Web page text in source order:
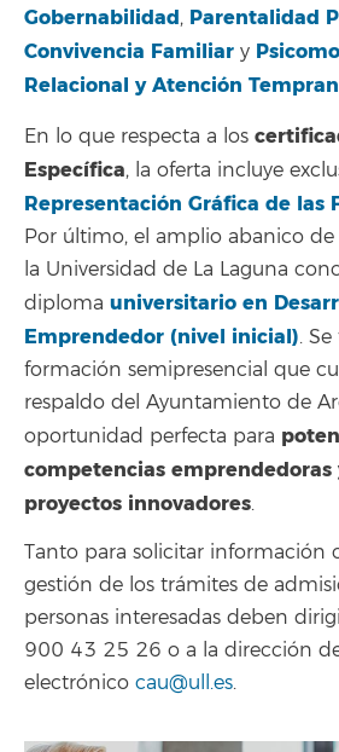
Gobernabilidad, Parentalidad
Convivencia Familiar y
Relacional y Atención
En lo que respecta a los
Específica, la oferta incluye
Representación Gráfica de las
Por último, el amplio abanico de
la Universidad de La Laguna
diploma universitario en
Emprendedor (nivel inicial).
formación semipresencial que
respaldo del Ayuntamiento de
oportunidad perfecta para
competencias emprendedoras
proyectos innovadores.
Tanto para solicitar información
gestión de los trámites de
personas interesadas deben
900 43 25 26 o a la dirección
electrónico cau@ull.es.